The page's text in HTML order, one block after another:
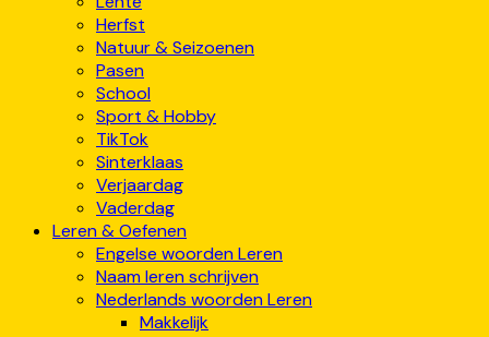
Herfst
Natuur & Seizoenen
Pasen
School
Sport & Hobby
TikTok
Sinterklaas
Verjaardag
Vaderdag
Leren & Oefenen
Engelse woorden Leren
Naam leren schrijven
Nederlands woorden Leren
Makkelijk